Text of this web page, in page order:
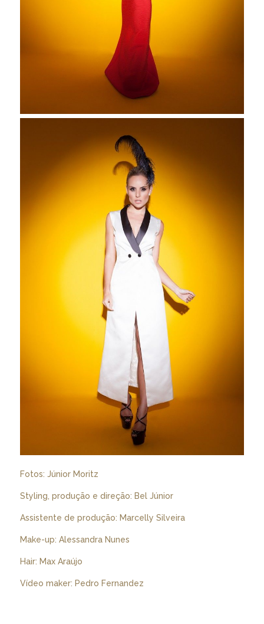
Fotos: Júnior Moritz
Styling, produção e direção: Bel Júnior
Assistente de produção: Marcelly Silveira
Make-up: Alessandra Nunes
Hair: Max Araújo
Vídeo maker: Pedro Fernandez